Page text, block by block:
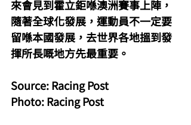
來會見到霍立鉅喺澳洲賽事上陣，
隨著全球化發展，運動員不一定要
留喺本國發展，去世界各地搵到發
揮所長嘅地方先最重要。
Source: Racing Post
Photo: Racing Post